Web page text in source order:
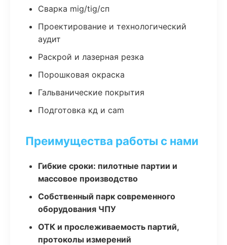
Сварка mig/tig/сп
Проектирование и технологический
аудит
Раскрой и лазерная резка
Порошковая окраска
Гальванические покрытия
Подготовка кд и cam
Преимущества работы с нами
Гибкие сроки: пилотные партии и
массовое производство
Собственный парк современного
оборудования ЧПУ
ОТК и прослеживаемость партий,
протоколы измерений